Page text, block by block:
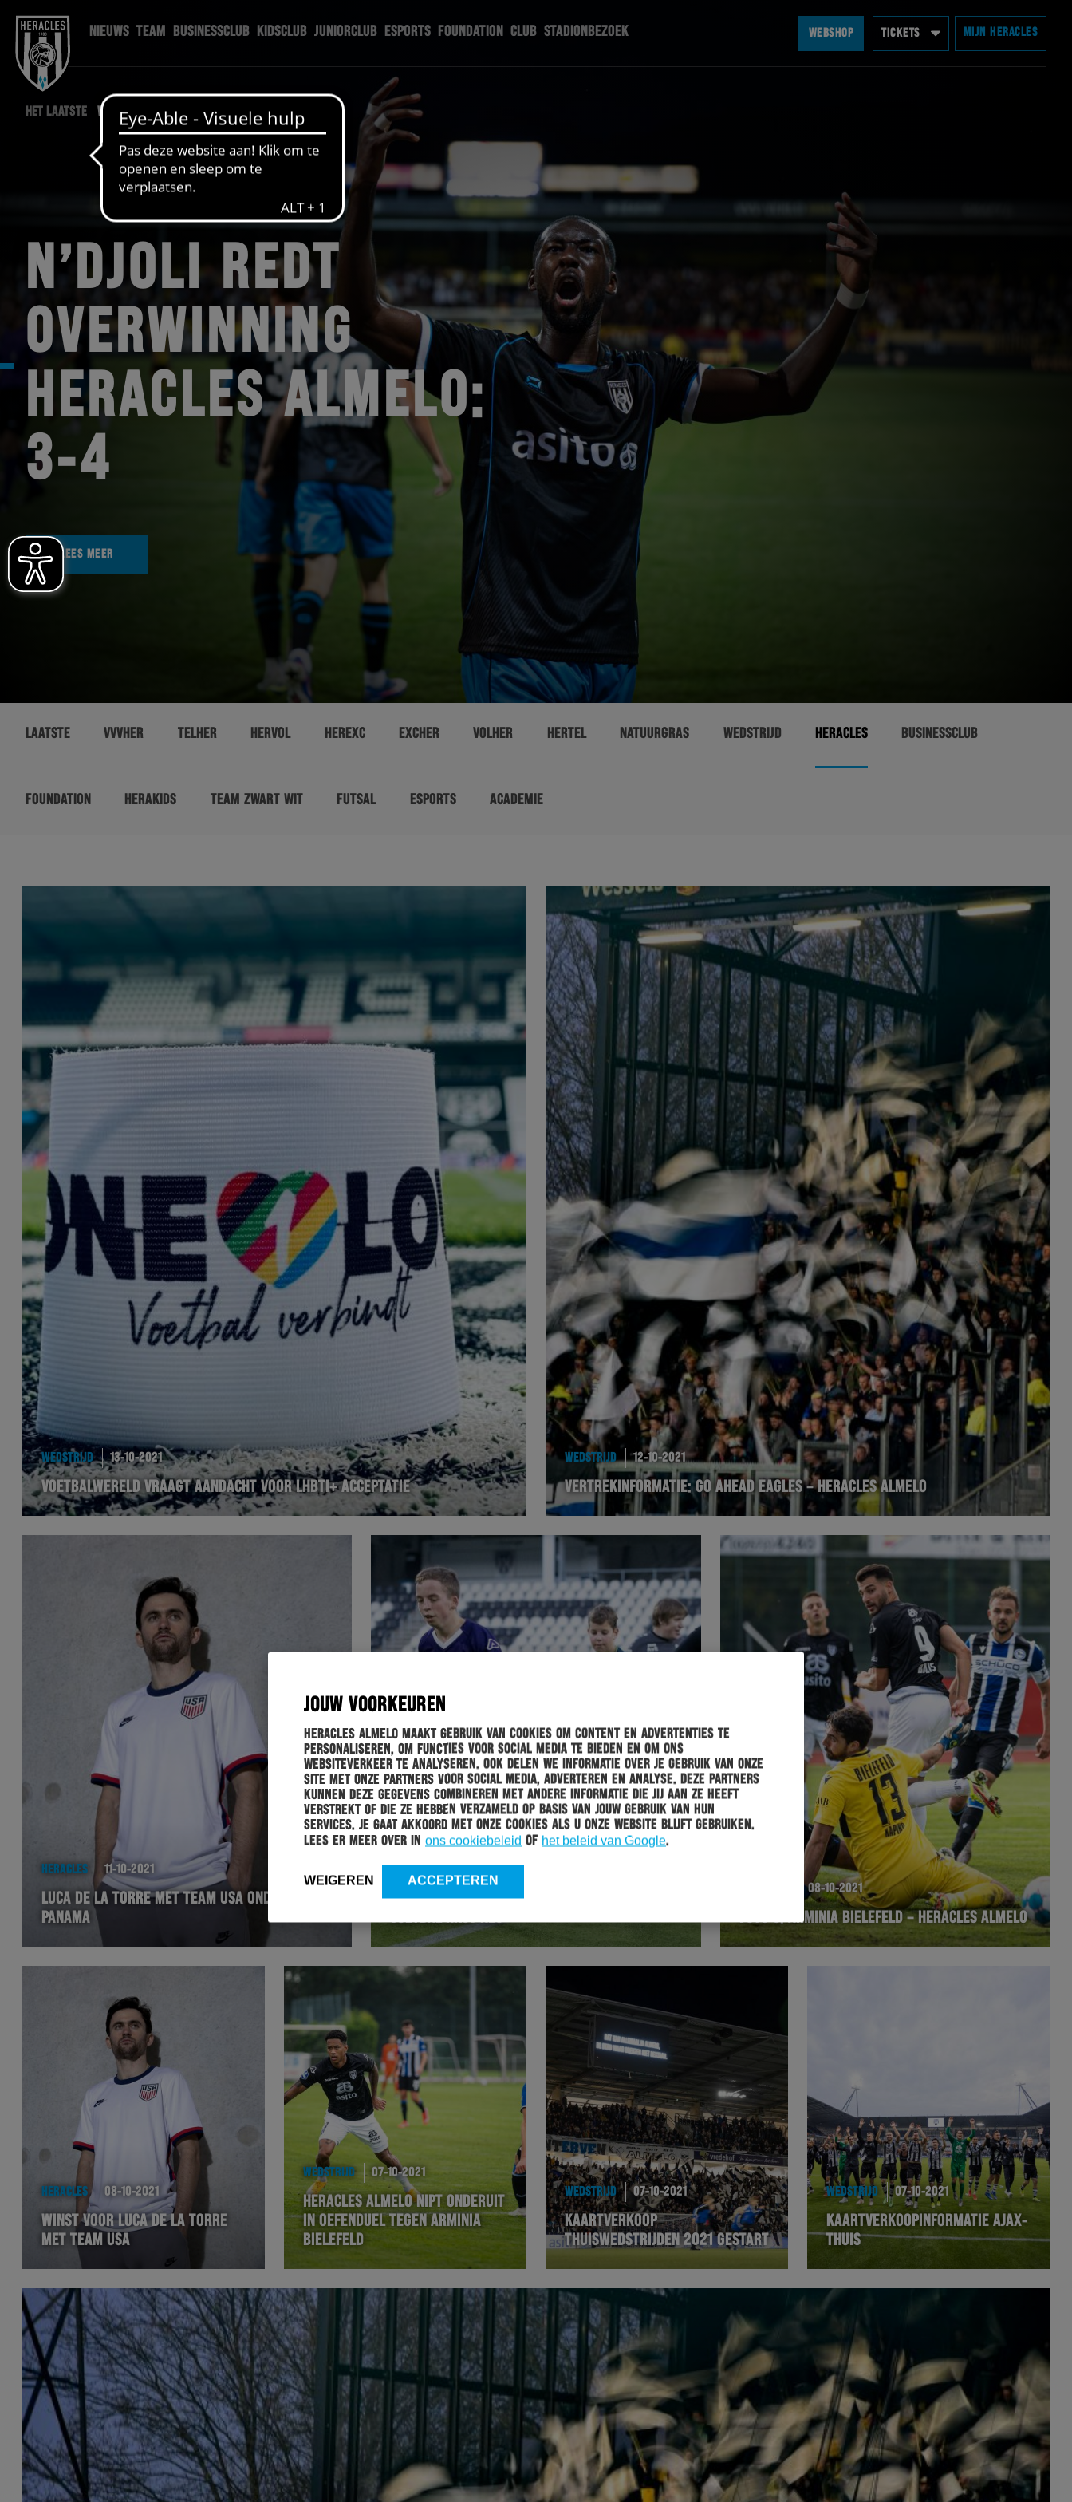
JOUW VOORKEUREN
Heracles Almelo maakt gebruik van cookies om content en advertenties te
personaliseren, om functies voor social media te bieden en om ons
websiteverkeer te analyseren. Ook delen we informatie over je gebruik van onze
site met onze partners voor social media, adverteren en analyse. Deze partners
kunnen deze gegevens combineren met andere informatie die jij aan ze heeft
verstrekt of die ze hebben verzameld op basis van jouw gebruik van hun
services. Je gaat akkoord met onze cookies als u onze website blijft gebruiken.
Lees er meer over in ons cookiebeleid of het beleid van Google.
WEIGEREN ACCEPTEREN
NIEUWS TEAM BUSINESSCLUB KIDSCLUB JUNIORCLUB ESPORTS FOUNDATION CLUB STADIONBEZOEK WEBSHOP TICKETS MIJN HERACLES
HET LAATSTE WEDSTRIJD NIEUWS
N’DJOLI REDT
OVERWINNING
HERACLES ALMELO:
3-4
LEES MEER
LAATSTE VVVHER TELHER HERVOL HEREXC EXCHER VOLHER HERTEL NATUURGRAS WEDSTRIJD HERACLES BUSINESSCLUB
FOUNDATION HERAKIDS TEAM ZWART WIT FUTSAL ESPORTS ACADEMIE
WEDSTRIJD 13-10-2021
VOETBALWERELD VRAAGT AANDACHT VOOR LHBTI+ ACCEPTATIE
WEDSTRIJD 12-10-2021
VERTREKINFORMATIE: GO AHEAD EAGLES – HERACLES ALMELO
HERACLES 11-10-2021
LUCA DE LA TORRE MET TEAM USA ONDERUIT IN
PANAMA
HERACLES 08-10-2021
TECHNISCHE STAF GEEFT TRAINING AAN PASSEND
VOETBAL RKSV NEO
08-10-2021
FOTO’S: ARMINIA BIELEFELD – HERACLES ALMELO
HERACLES 08-10-2021
WINST VOOR LUCA DE LA TORRE
MET TEAM USA
WEDSTRIJD 07-10-2021
HERACLES ALMELO NIPT ONDERUIT
IN OEFENDUEL TEGEN ARMINIA
BIELEFELD
WEDSTRIJD 07-10-2021
KAARTVERKOOP
THUISWEDSTRIJDEN 2021 GESTART
WEDSTRIJD 07-10-2021
KAARTVERKOOPINFORMATIE AJAX-
THUIS